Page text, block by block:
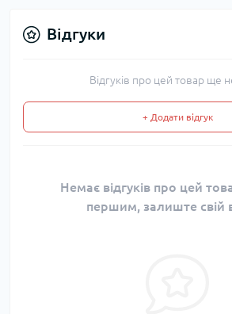
Відгуки
Відгуків про цей товар ще
+ Додати відгук
Немає відгуків про цей
першим, залиште свій